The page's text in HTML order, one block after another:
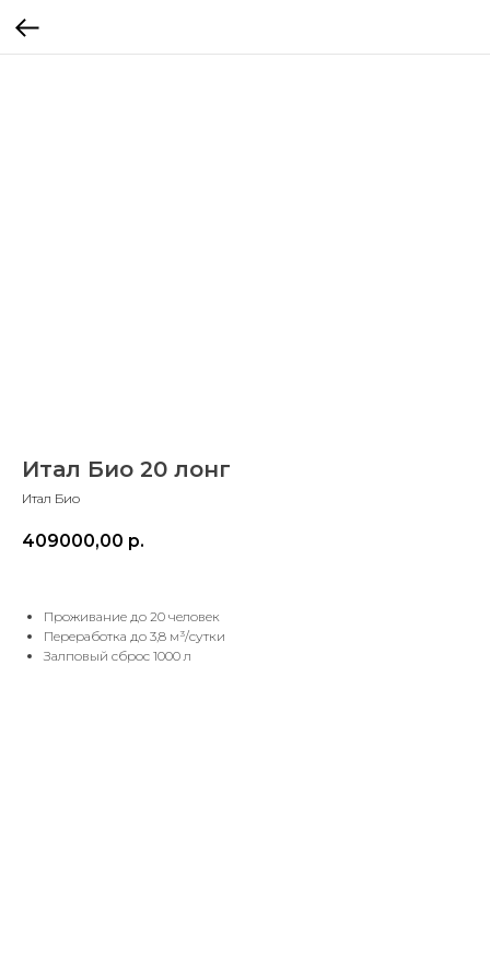
Итал Био 20 лонг
Итал Био
409000,00 р.
Проживание до 20 человек
Переработка до 3,8 м³/сутки
Залповый сброс 1000 л